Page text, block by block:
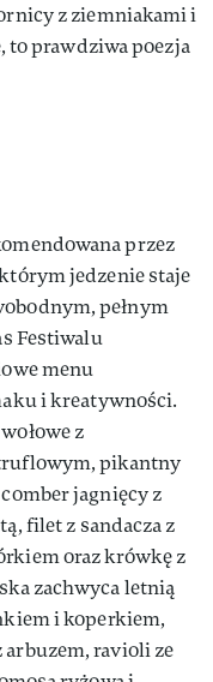
z ziemniakami i
to prawdziwa poezja
przez
jedzenie staje
pełnym
Festiwalu
menu
i kreatywności.
z
pikantny
jagnięcy z
filet z sandacza z
oraz krówkę z
zachwyca letnią
i koperkiem,
ravioli ze